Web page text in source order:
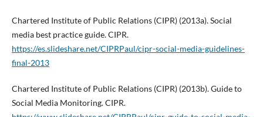
Chartered Institute of Public Relations (CIPR) (2013a). Social
media best practice guide. CIPR.
https://es.slideshare.net/CIPRPaul/cipr-social-media-guidelines-
final-2013
Chartered Institute of Public Relations (CIPR) (2013b). Guide to
Social Media Monitoring. CIPR.